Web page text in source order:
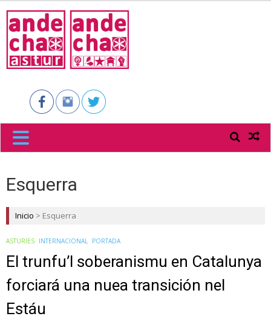
ASTUR
Esquerra
Inicio > Esquerra
ASTURIES INTERNACIONAL PORTADA
El trunfu’l soberanismu en Catalunya
forciará una nuea transición nel
Estáu